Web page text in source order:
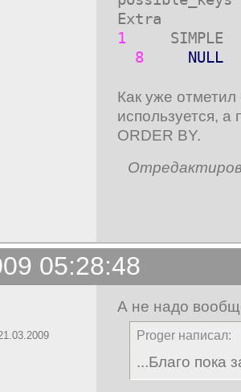
Extra
1
8
NULL
Как уже
используется, а
ORDER BY.
05:28:48
А не надо
Proger написал:
...Благо пока